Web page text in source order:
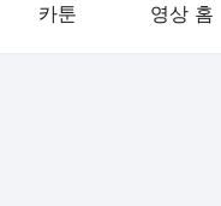
카툰 영상 홈